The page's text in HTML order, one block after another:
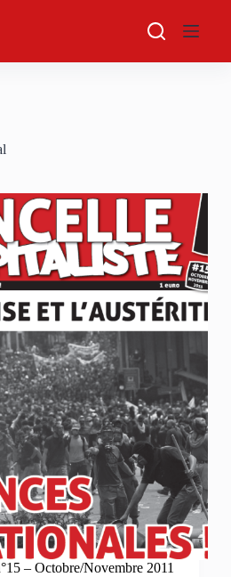
– Octobre/Novembre 2011